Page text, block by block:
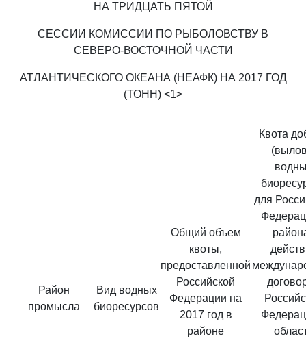
НА ТРИДЦАТЬ ПЯТОЙ
СЕССИИ КОМИССИИ ПО РЫБОЛОВСТВУ В
СЕВЕРО-ВОСТОЧНОЙ ЧАСТИ
АТЛАНТИЧЕСКОГО ОКЕАНА (НЕАФК) НА 2017 ГОД
(ТОНН) <1>
Район
промысла
Вид водных
биоресурсов
Общий объем
квоты,
предоставленной
Российской
Федерации на
2017 год в
районе
Квота
для